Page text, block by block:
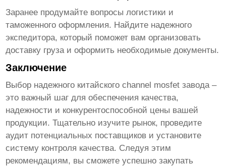
Заранее продумайте вопросы логистики и
таможенного оформления. Найдите надежного
экспедитора, который поможет вам организовать
доставку груза и оформить необходимые документы.
Заключение
Выбор надежного китайского channel mosfet завода–
это важный шаг для обеспечения качества,
надежности и конкурентоспособной цены вашей
продукции. Тщательно изучите рынок, проведите
аудит потенциальных поставщиков и установите
систему контроля качества. Следуя этим
рекомендациям, вы сможете успешно закупать